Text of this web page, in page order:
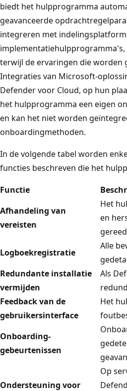
biedt het hulpprogramma
geavanceerde
integreren met
implementatiehulpprogramma's,
terwijl de ervaringen die worden
Integraties van Microsoft-
Defender voor Cloud, op hun
het hulpprogramma een eigen
en kan het niet worden
onboardingmethoden.
In de volgende tabel worden
functies beschreven die het
Functie
Afhandeling van
vereisten
Het
en
Logboekregistratie
Alle
Redundante installatie
vermijden
Als
Feedback van de
gebruikersinterface
Het
Onboarding-
gebeurtenissen
Ondersteuning voor
Op